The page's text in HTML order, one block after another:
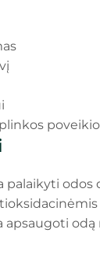
poveikio
palaikyti odos
apsaugoti